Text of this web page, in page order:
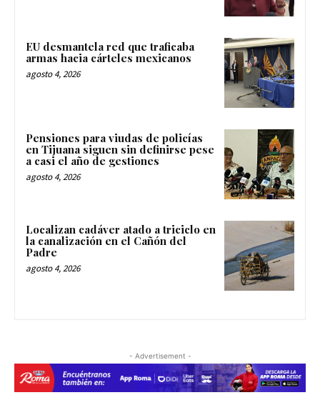
EU desmantela red que traficaba
armas hacia cárteles mexicanos
agosto 4, 2026
Pensiones para viudas de policías
en Tijuana siguen sin definirse pese
a casi el año de gestiones
agosto 4, 2026
Localizan cadáver atado a triciclo en
la canalización en el Cañón del
Padre
agosto 4, 2026
- Advertisement -